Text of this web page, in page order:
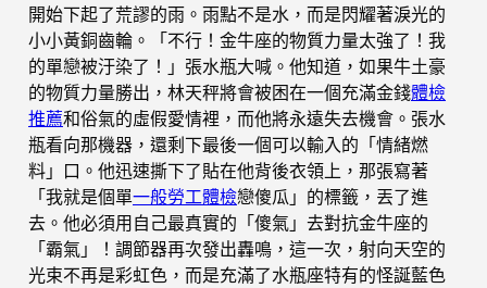
開始下起了荒謬的雨。雨點不是水，而是閃耀著淚光的
小小黃銅齒輪。「不行！金牛座的物質力量太強了！我
的單戀被汙染了！」張水瓶大喊。他知道，如果牛土豪
的物質力量勝出，林天秤將會被困在一個充滿金錢體檢
推薦和俗氣的虛假愛情裡，而他將永遠失去機會。張水
瓶看向那機器，還剩下最後一個可以輸入的「情緒燃
料」口。他迅速撕下了貼在他背後衣領上，那張寫著
「我就是個單一般勞工體檢戀傻瓜」的標籤，丟了進
去。他必須用自己最真實的「傻氣」去對抗金牛座的
「霸氣」！調節器再次發出轟鳴，這一次，射向天空的
光束不再是彩虹色，而是充滿了水瓶座特有的怪誕藍色